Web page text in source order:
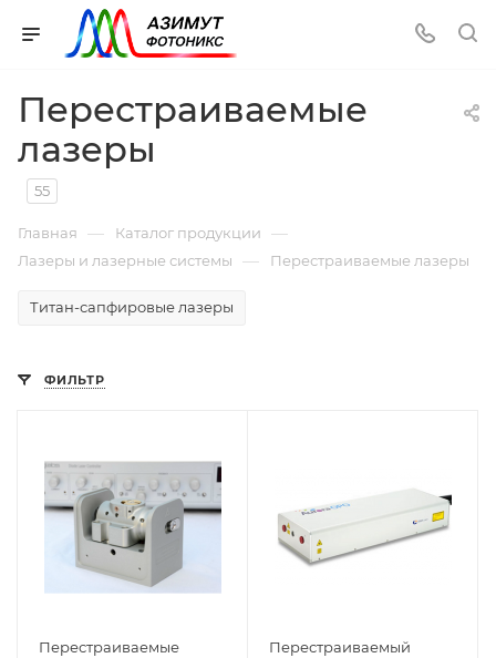
Перестраиваемые
лазеры
55
Главная — Каталог продукции —
Лазеры и лазерные системы — Перестраиваемые лазеры
Титан-сапфировые лазеры
ФИЛЬТР
Перестраиваемые
Перестраиваемый